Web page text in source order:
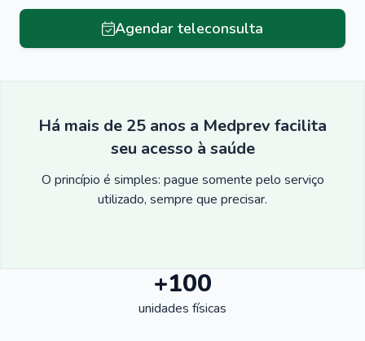
Agendar teleconsulta
Há mais de 25 anos a Medprev facilita
seu acesso à saúde
O princípio é simples: pague somente pelo serviço
utilizado, sempre que precisar.
+100
unidades físicas